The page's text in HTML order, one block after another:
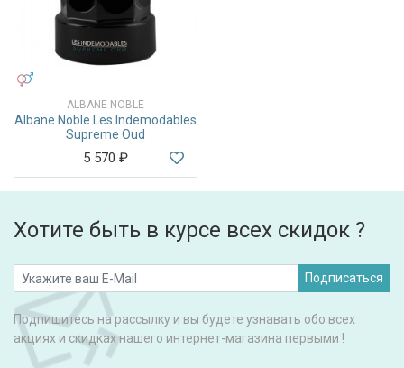
ALBANE NOBLE
Albane Noble Les Indemodables
Supreme Oud
5 570 ₽
Хотите быть в курсе всех скидок ?
Подписаться
Подпишитесь на рассылку и вы будете узнавать обо всех
акциях и скидках нашего интернет-магазина первыми !